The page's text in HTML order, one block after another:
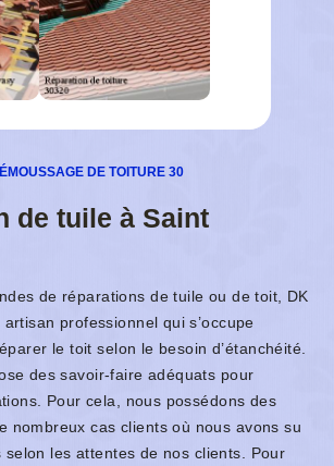
DE TOITURE 30
de tuile à Saint
de réparations de tuile ou de toit, DK
professionnel qui s’occupe
le toit selon le besoin d’étanchéité.
des savoir-faire adéquats pour
Pour cela, nous possédons des
nombreux cas clients où nous avons su
les attentes de nos clients. Pour